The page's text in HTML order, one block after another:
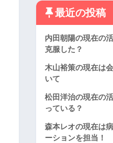
最近の投稿
内田朝陽の現在の
克服した？
木山裕策の現在は
いて
松田洋治の現在の
っている？
森本レオの現在は
ーションを担当！